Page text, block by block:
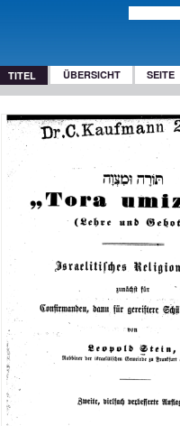
TITEL ÜBERSICHT SEITE